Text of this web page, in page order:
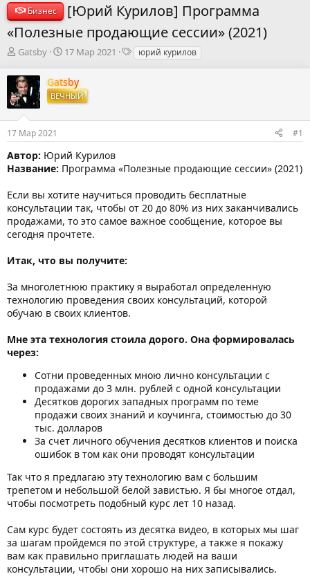
Бизнес
[Юрий Курилов] Программа
«Полезные продающие сессии» (2021)
А
т
о
р
м
ы
Gatsby
Д
т
а
н
а
л
а
17 Мар 2021
Тюрий курилов
Gatsby
ВЕЧНЫЙ
17 Мар 2021 #1
Автор: Юрий Курилов
Название: Программа «Полезные продающие сессии» (2021)
Если вы хотите научиться проводить бесплатные
консультации так, чтобы от 20 до 80% из них заканчивались
продажами, то это самое важное сообщение, которое вы
сегодня прочтете.
Итак, что вы получите:
За многолетнюю практику я выработал определенную
технологию проведения своих консультаций, которой
обучаю в своих клиентов.
Мне эта технология стоила дорого. Она формировалась
через:
Сотни проведенных мною лично консультации с
продажами до 3 млн. рублей с одной консультации
Десятков дорогих западных программ по теме
продажи своих знаний и коучинга, стоимостью до 30
тыс. долларов
За счет личного обучения десятков клиентов и поиска
ошибок в том как они проводят консультации
Так что я предлагаю эту технологию вам с большим
трепетом и небольшой белой завистью. Я бы многое отдал,
чтобы посмотреть подобный курс лет 10 назад.
Сам курс будет состоять из десятка видео, в которых мы шаг
за шагам пройдемся по этой структуре, а также я покажу
вам как правильно приглашать людей на ваши
консультации, чтобы они хорошо на них записывались.